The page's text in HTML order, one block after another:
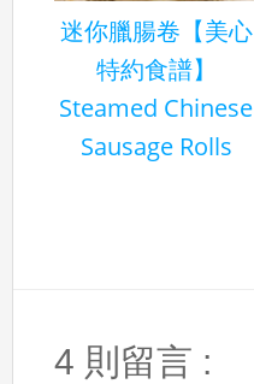
迷你臘腸卷【美心
特約食譜】
Steamed Chinese
Sausage Rolls
4 則留言 :